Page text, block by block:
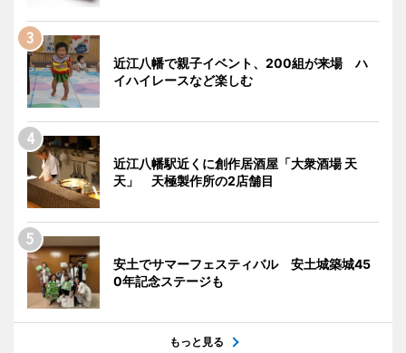
近江八幡で親子イベント、200組が来場 ハ
イハイレースなど楽しむ
近江八幡駅近くに創作居酒屋「大衆酒場 天
天」 天極製作所の2店舗目
安土でサマーフェスティバル 安土城築城45
0年記念ステージも
もっと見る